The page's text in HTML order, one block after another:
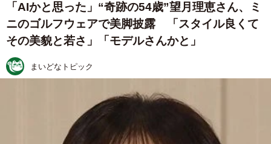
「AIかと思った」“奇跡の54歳”望月理恵さん、ミ
ニのゴルフウェアで美脚披露 「スタイル良くて
その美貌と若さ」「モデルさんかと」
まいどなトピック